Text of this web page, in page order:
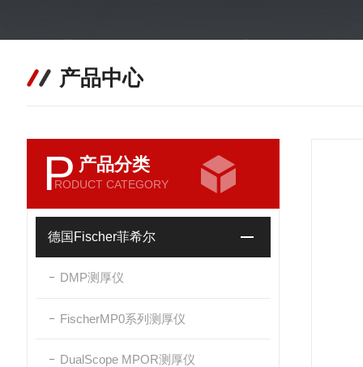
产品中心
P 产品分类
RODUCT CATEGORY
德国Fischer菲希尔
DMP测厚仪
FischerMP0系列测厚仪
DualScope MPOR测厚仪